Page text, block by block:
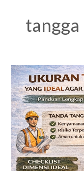
Ukuran
Tangga
Rumah
yang
Ideal
agar
Aman
dan
Nyaman